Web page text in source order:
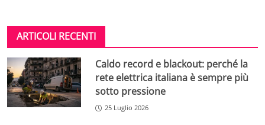
ARTICOLI RECENTI
Caldo record e blackout: perché la
rete elettrica italiana è sempre più
sotto pressione
25 Luglio 2026